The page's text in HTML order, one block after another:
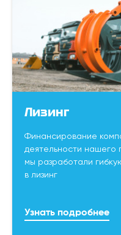
Лизинг
Финансирование
деятельности нашего
мы разработали
в лизинг
Узнать подробнее